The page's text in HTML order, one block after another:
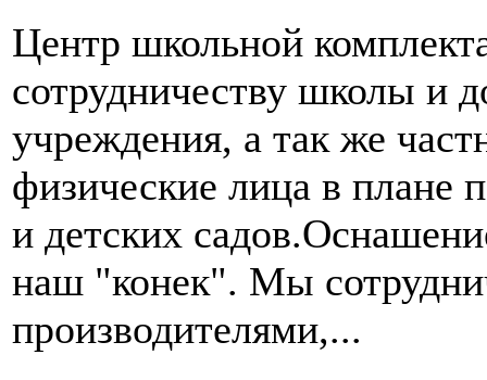
Центр школьной
сотрудничеству школы и
учреждения, а так же
физические лица в плане
и детских
наш "конек". Мы
производителями,...